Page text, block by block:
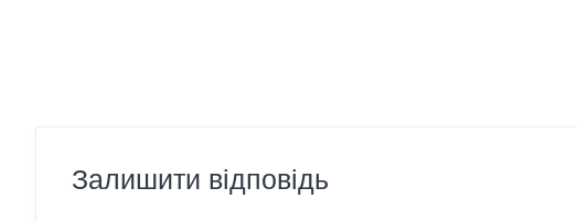
Залишити відповідь